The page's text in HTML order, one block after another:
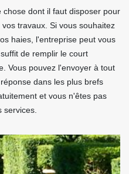
dont il faut disposer pour
travaux. Si vous souhaitez
haies, l'entreprise peut vous
de remplir le court
Vous pouvez l'envoyer à tout
dans les plus brefs
et vous n'êtes pas